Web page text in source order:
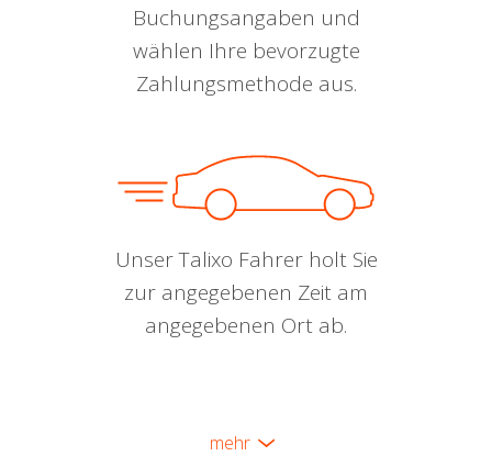
Buchungsangaben und
wählen Ihre bevorzugte
Zahlungsmethode aus.
Unser Talixo Fahrer holt Sie
zur angegebenen Zeit am
angegebenen Ort ab.
mehr